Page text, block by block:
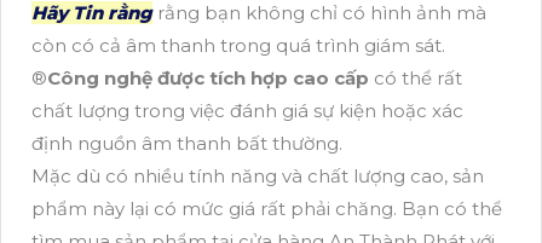
Hãy Tin rằngrằng bạn không chỉ có hình ảnh mà
còn có cả âm thanh trong quá trình giám sát.
®️Công nghệ được tích hợp cao cấp có thể rất
chất lượng trong việc đánh giá sự kiện hoặc xác
định nguồn âm thanh bất thường.
Mặc dù có nhiều tính năng và chất lượng cao, sản
phẩm này lại có mức giá rất phải chăng. Bạn có thể